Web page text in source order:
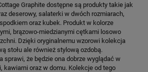
Graphite dostępne są produkty takie jak
deserowy, salaterki w dwóch rozmiarach,
oraz kubek. Produkt w kolorze
brązowo-miedzianymi cętkami losowo
Dzięki oryginalnemu wzorowi kolekcja
stołu ale również stylową ozdobą.
sprawi, że będzie ona dobrze wyglądać w
kawiarni oraz w domu. Kolekcje od tego